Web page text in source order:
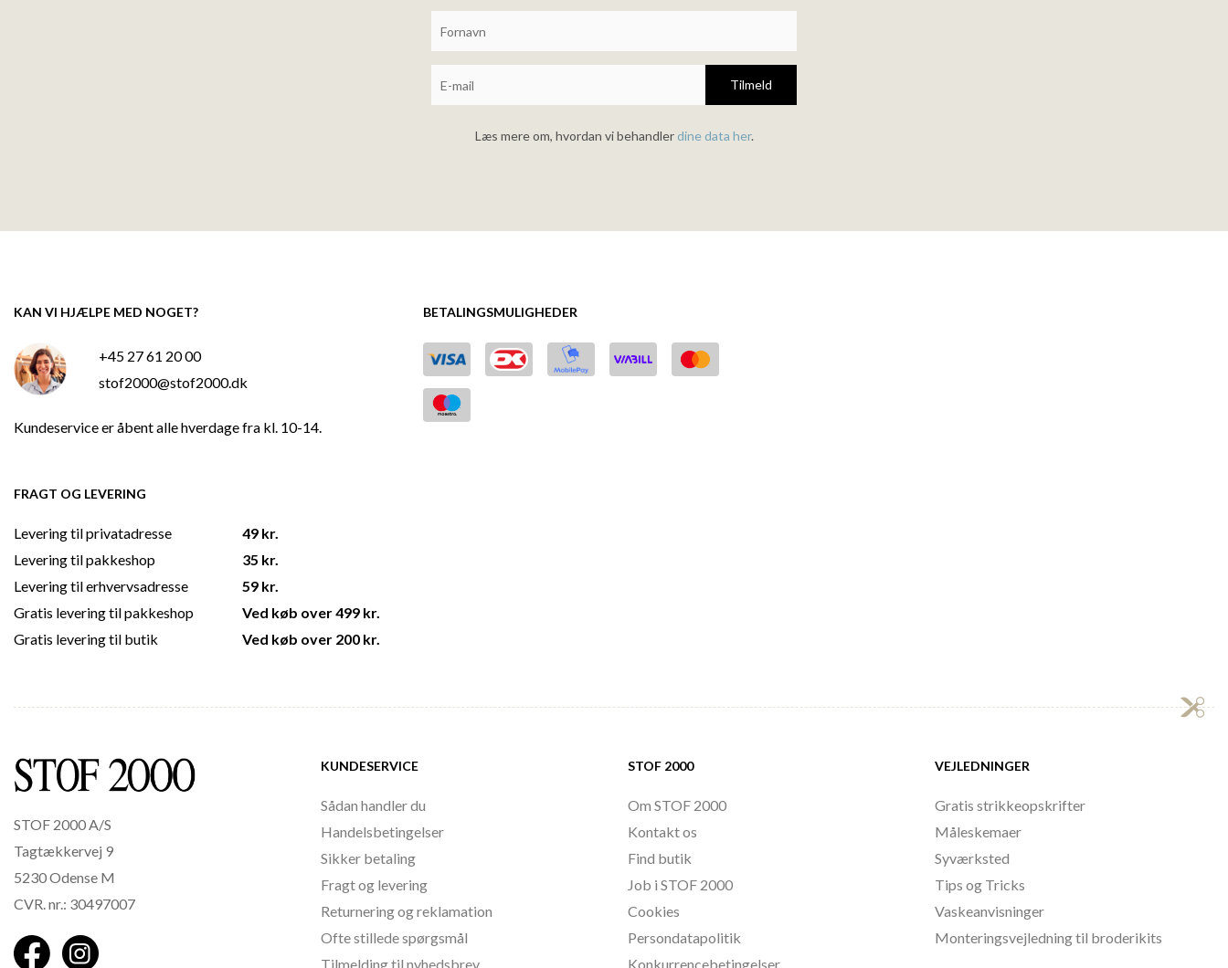
Tilmeld
Læs mere om, hvordan vi behandlerdine data her.
KAN VI HJÆLPE MED NOGET?
+45 27 61 20 00
stof2000@stof2000.dk
Kundeservice er åbent alle hverdage fra kl. 10-14.
BETALINGSMULIGHEDER
FRAGT OG LEVERING
Levering til privatadresse
Levering til pakkeshop
Levering til erhvervsadresse
Gratis levering til pakkeshop
Gratis levering til butik
49 kr.
35 kr.
59 kr.
Ved køb over 499 kr.
Ved køb over 200 kr.
STOF 2000 A/S
Tagtækkervej 9
5230 Odense M
CVR. nr.: 30497007
KUNDESERVICE
Sådan handler du
Handelsbetingelser
Sikker betaling
Fragt og levering
Returnering og reklamation
Ofte stillede spørgsmål
Tilmelding til nyhedsbrev
STOF 2000
Om STOF 2000
Kontakt os
Find butik
Job i STOF 2000
Cookies
Persondatapolitik
Konkurrencebetingelser
VEJLEDNINGER
Gratis strikkeopskrifter
Måleskemaer
Syværksted
Tips og Tricks
Vaskeanvisninger
Monteringsvejledning til broderikits